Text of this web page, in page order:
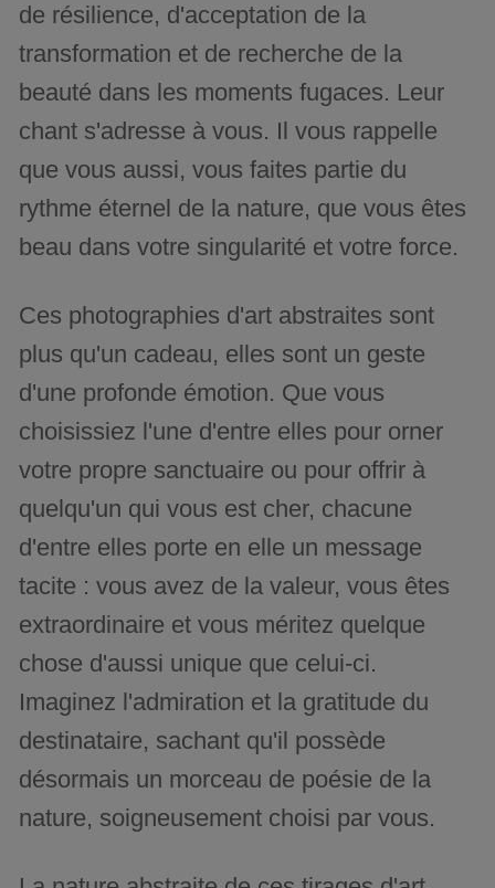
de résilience, d'acceptation de la
transformation et de recherche de la
beauté dans les moments fugaces. Leur
chant s'adresse à vous. Il vous rappelle
que vous aussi, vous faites partie du
rythme éternel de la nature, que vous êtes
beau dans votre singularité et votre force.
Ces photographies d'art abstraites sont
plus qu'un cadeau, elles sont un geste
d'une profonde émotion. Que vous
choisissiez l'une d'entre elles pour orner
votre propre sanctuaire ou pour offrir à
quelqu'un qui vous est cher, chacune
d'entre elles porte en elle un message
tacite : vous avez de la valeur, vous êtes
extraordinaire et vous méritez quelque
chose d'aussi unique que celui-ci.
Imaginez l'admiration et la gratitude du
destinataire, sachant qu'il possède
désormais un morceau de poésie de la
nature, soigneusement choisi par vous.